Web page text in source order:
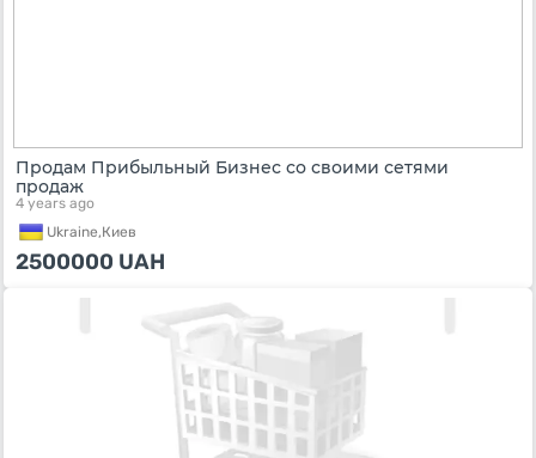
Продам Прибыльный Бизнес со своими сетями
продаж
4 years ago
Ukraine,Киев
2500000 UAH